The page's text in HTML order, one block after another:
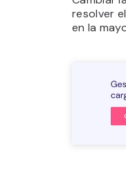
resolver el
en la